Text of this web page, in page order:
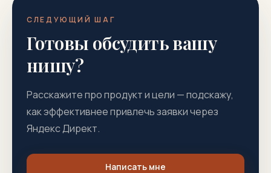
СЛЕДУЮЩИЙ ШАГ
Готовы обсудить вашу
нишу?
Расскажите про продукт и цели — подскажу,
как эффективнее привлечь заявки через
Яндекс Директ.
Написать мне